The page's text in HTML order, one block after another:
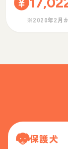
※2020年2月
保護犬